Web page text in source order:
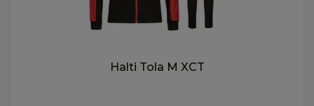
Halti Tola M XCT